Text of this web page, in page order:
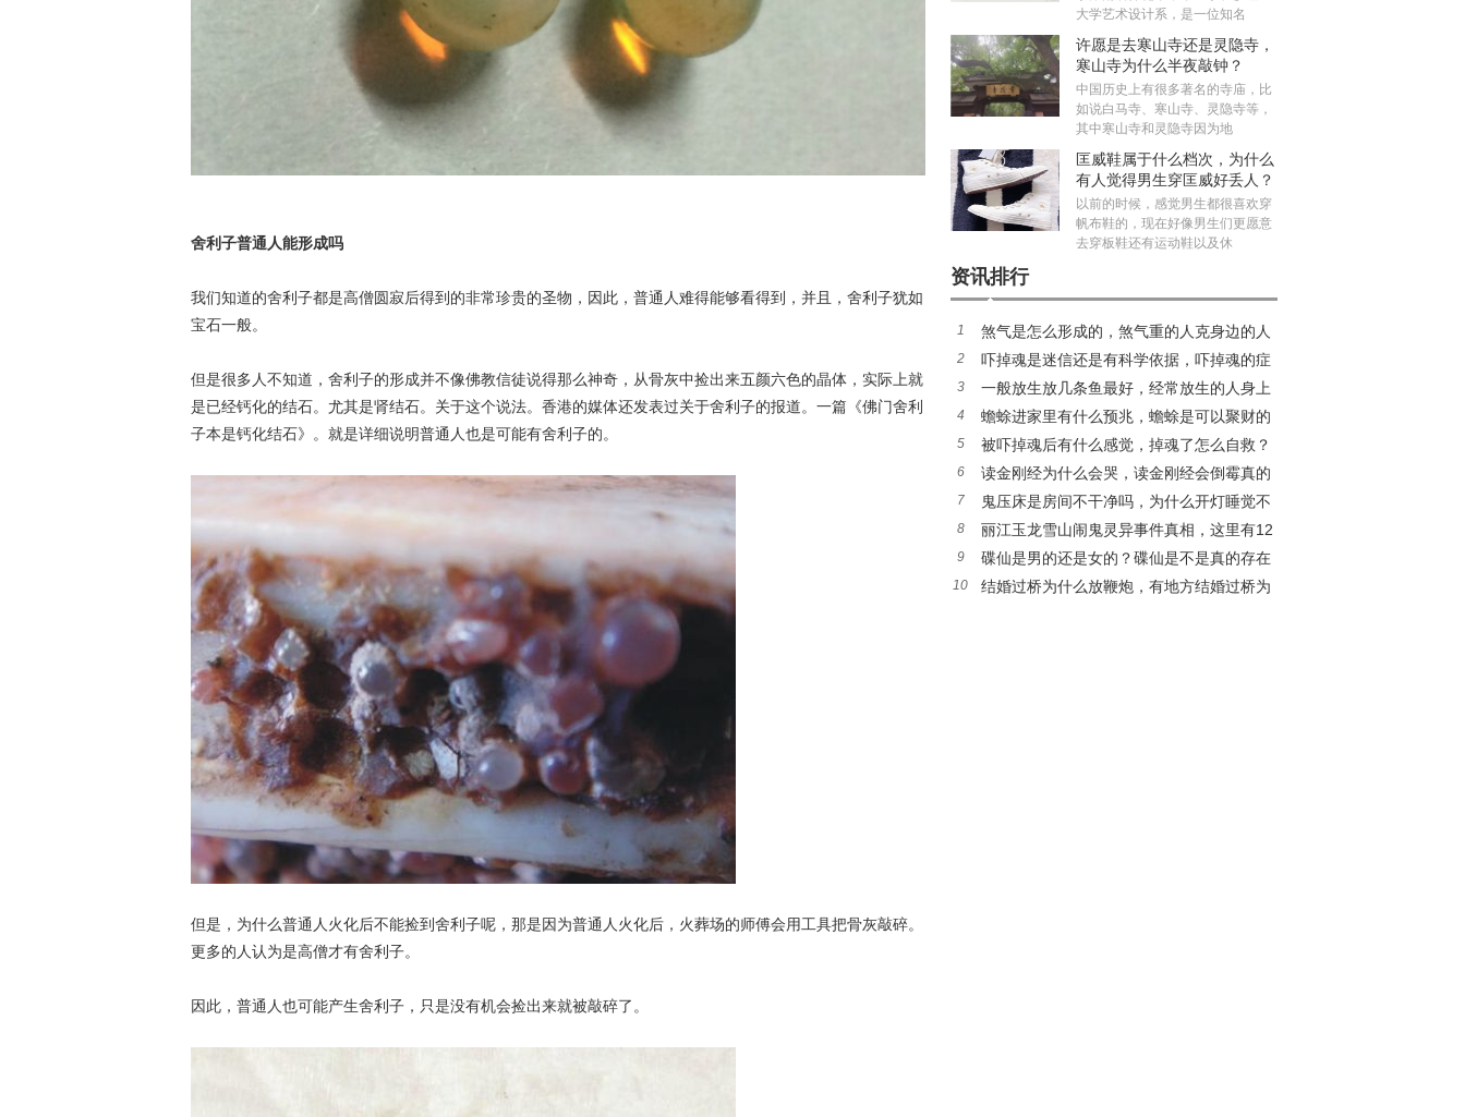
舍利子普通人能形成吗
我们知道的舍利子都是高僧圆寂后得到的非常珍贵的圣物，因此，普通人难得能够看得到，并且，舍利子犹如
宝石一般。
但是很多人不知道，舍利子的形成并不像佛教信徒说得那么神奇，从骨灰中捡出来五颜六色的晶体，实际上就
是已经钙化的结石。尤其是肾结石。关于这个说法。香港的媒体还发表过关于舍利子的报道。一篇《佛门舍利
子本是钙化结石》。就是详细说明普通人也是可能有舍利子的。
但是，为什么普通人火化后不能捡到舍利子呢，那是因为普通人火化后，火葬场的师傅会用工具把骨灰敲碎。
更多的人认为是高僧才有舍利子。
因此，普通人也可能产生舍利子，只是没有机会捡出来就被敲碎了。
大学艺术设计系，是一位知名
许愿是去寒山寺还是灵隐寺，
寒山寺为什么半夜敲钟？
中国历史上有很多著名的寺庙，比
如说白马寺、寒山寺、灵隐寺等，
其中寒山寺和灵隐寺因为地
匡威鞋属于什么档次，为什么
有人觉得男生穿匡威好丢人？
以前的时候，感觉男生都很喜欢穿
帆布鞋的，现在好像男生们更愿意
去穿板鞋还有运动鞋以及休
资讯排行
1
煞气是怎么形成的，煞气重的人克身边的人
真假？
2
吓掉魂是迷信还是有科学依据，吓掉魂的症
状有哪些？
3
一般放生放几条鱼最好，经常放生的人身上
有光真的吗？
4
蟾蜍进家里有什么预兆，蟾蜍是可以聚财的
吉祥物吗？
5 被吓掉魂后有什么感觉，掉魂了怎么自救？
6
读金刚经为什么会哭，读金刚经会倒霉真的
假的？
7
鬼压床是房间不干净吗，为什么开灯睡觉不
会鬼压床？
8
丽江玉龙雪山闹鬼灵异事件真相，这里有12
对情侣殉情真假？
9 碟仙是男的还是女的？碟仙是不是真的存在
10
结婚过桥为什么放鞭炮，有地方结婚过桥为